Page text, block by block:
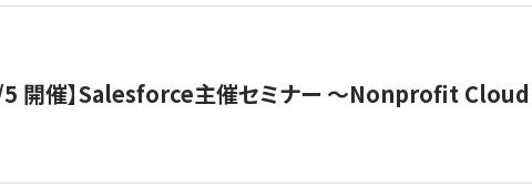
5 開催】Salesforce主催セミナー 〜Nonprofit